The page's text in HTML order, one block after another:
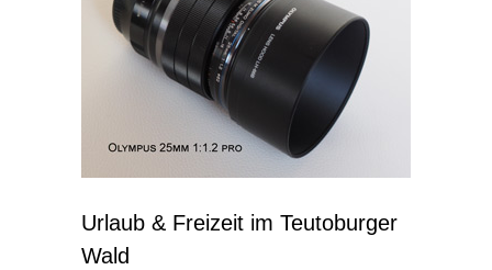
Urlaub & Freizeit im Teutoburger
Wald